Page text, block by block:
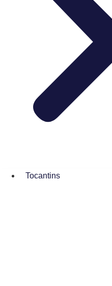
Tocantins